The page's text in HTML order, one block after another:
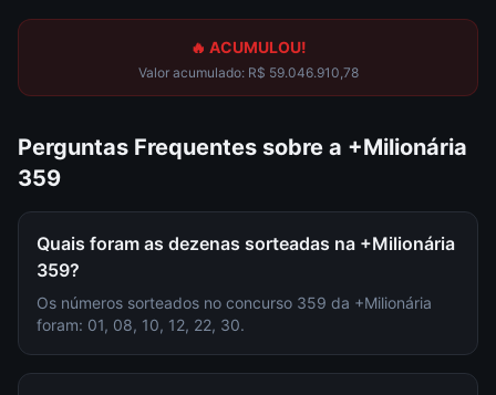
🔥 ACUMULOU!
Valor acumulado: R$ 59.046.910,78
Perguntas Frequentes sobre a +Milionária
359
Quais foram as dezenas sorteadas na +Milionária
359?
Os números sorteados no concurso 359 da +Milionária
foram: 01, 08, 10, 12, 22, 30.